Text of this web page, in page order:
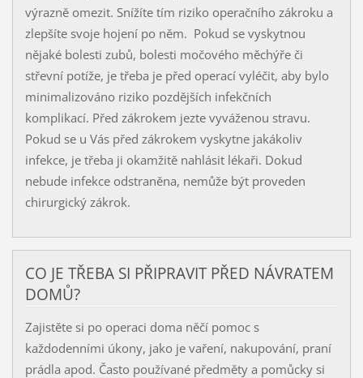
výrazně omezit. Snížíte tím riziko operačního zákroku a
zlepšíte svoje hojení po něm. Pokud se vyskytnou
nějaké bolesti zubů, bolesti močového měchýře či
střevní potíže, je třeba je před operací vyléčit, aby bylo
minimalizováno riziko pozdějších infekčních
komplikací. Před zákrokem jezte vyváženou stravu.
Pokud se u Vás před zákrokem vyskytne jakákoliv
infekce, je třeba ji okamžitě nahlásit lékaři. Dokud
nebude infekce odstraněna, nemůže být proveden
chirurgický zákrok.
CO JE TŘEBA SI PŘIPRAVIT PŘED NÁVRATEM
DOMŮ?
Zajistěte si po operaci doma něčí pomoc s
každodenními úkony, jako je vaření, nakupování, praní
prádla apod. Často používané předměty a pomůcky si